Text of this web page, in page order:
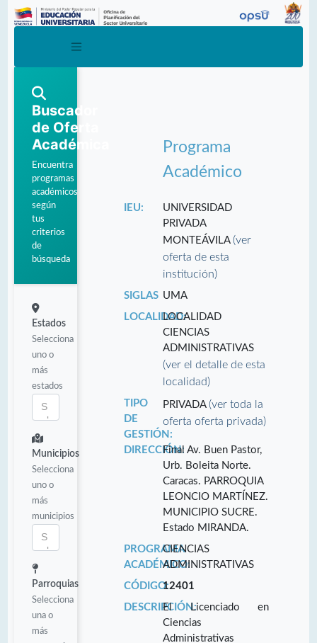
Buscador
de Oferta
Académica
Encuentra
programas
académicos
según
tus
criterios
de
búsqueda
Estados
Selecciona
uno o
más
estados
Municipios
Selecciona
uno o
más
municipios
Parroquias
Selecciona
una o
más
Programa
Académico
IEU:
UNIVERSIDAD
PRIVADA
MONTEÁVILA(ver
oferta de esta
institución)
SIGLAS UMA
LOCALIDAD:LOCALIDAD
CIENCIAS
ADMINISTRATIVAS
(ver el detalle de esta
localidad)
TIPO
DE
GESTIÓN:
PRIVADA(ver toda la
oferta oferta privada)
DIRECCIÓN:Final Av. Buen Pastor,
Urb. Boleita Norte.
Caracas. PARROQUIA
LEONCIO MARTÍNEZ.
MUNICIPIO SUCRE.
Estado MIRANDA.
PROGRAMA
ACADÉMICO:
CIENCIAS
ADMINISTRATIVAS
CÓDIGO:12401
DESCRIPCIÓN:El Licenciado en
Ciencias
Administrativas